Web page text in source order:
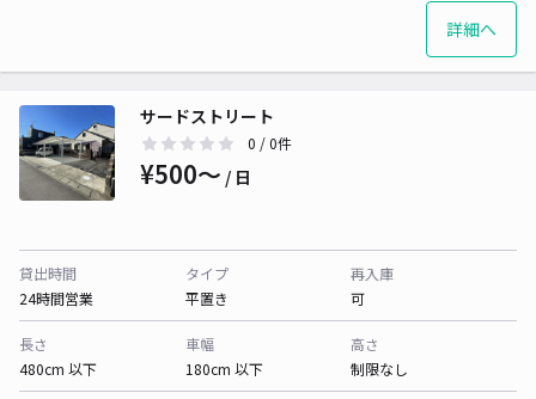
詳細へ
サードストリート
0 / 0件
¥500〜 / 日
貸出時間
24時間営業
タイプ
平置き
再入庫
可
長さ
480cm 以下
車幅
180cm 以下
高さ
制限なし